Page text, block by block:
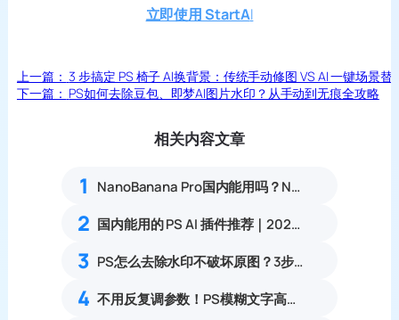
立即使用 StartAI
上一篇： 3 步搞定 PS 椅子 AI换背景：传统手动修图 VS AI 一键场景
下一篇： PS如何去除豆包、即梦AI图片水印？从手动到无痕全攻略
相关内容文章
1 NanoBanana Pro国内能用吗？Nano banana使用教程
2 国内能用的 PS AI 插件推荐｜2026 4款AI插件最新实测
3 PS怎么去除水印不破坏原图？3步多种场景去水印完整操作指南
4 不用反复调参数！PS模糊文字高清修复方法